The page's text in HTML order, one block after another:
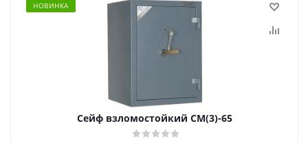
НОВИНКА
Сейф взломостойкий СМ(3)-65